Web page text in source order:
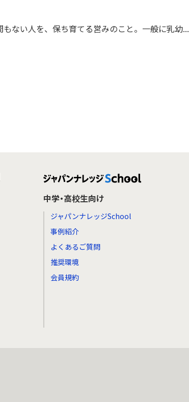
もない人を、保ち育てる営みのこと。一般に乳幼...
中学・高校生向け
ジャパンナレッジSchool
事例紹介
よくあるご質問
推奨環境
会員規約